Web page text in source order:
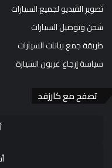
تصوير الفيديو لجميع السيارات
شحن وتوصيل السيارات
طريقة جمع بيانات السيارات
سياسة إرجاع عربون السيارة
تصفح مع كارزفد